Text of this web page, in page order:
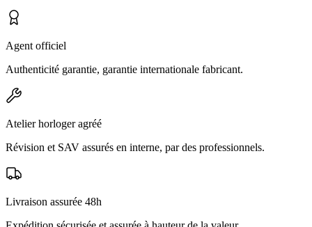
Agent officiel
Authenticité garantie, garantie internationale fabricant.
Atelier horloger agréé
Révision et SAV assurés en interne, par des professionnels.
Livraison assurée 48h